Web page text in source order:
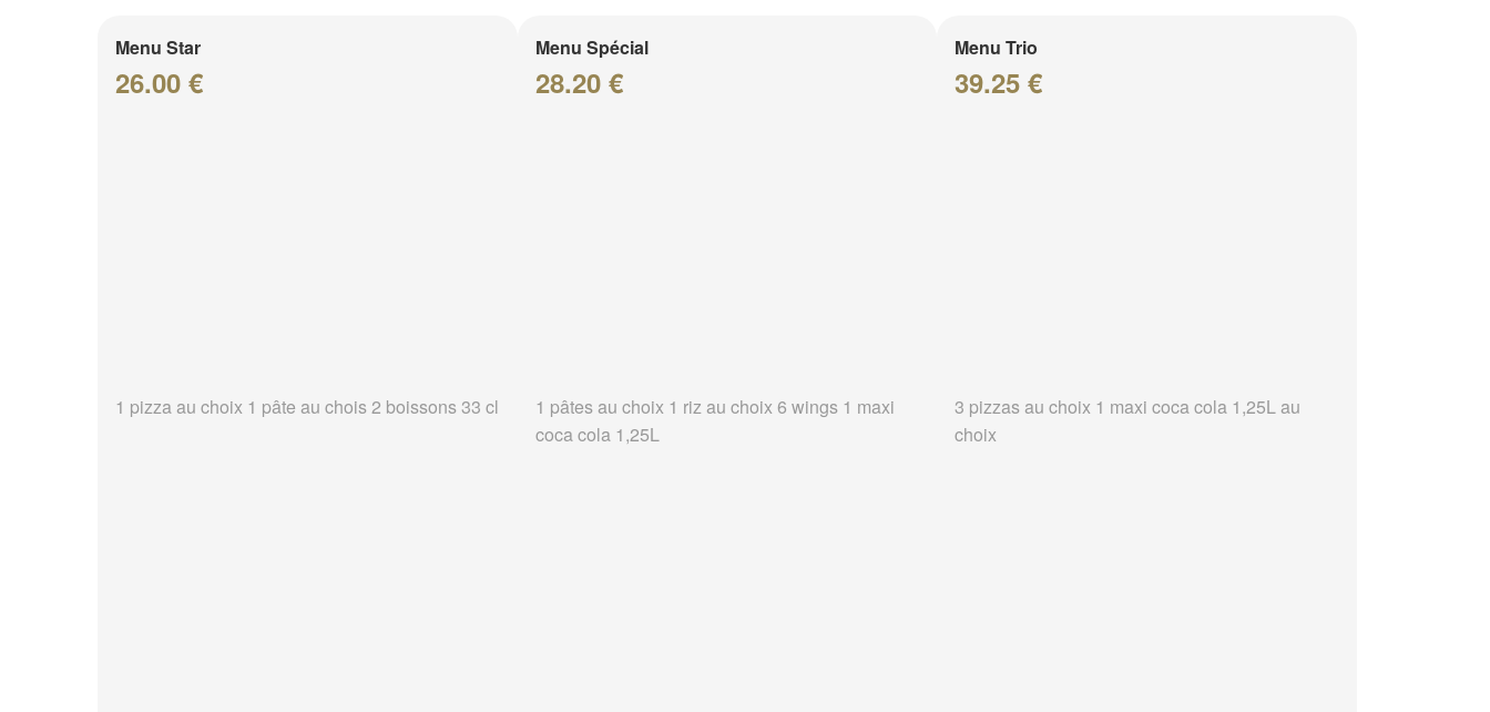
Menu Star
26.00 €
1 pizza au choix 1 pâte au chois 2 boissons 33 cl
Menu Spécial
28.20 €
1 pâtes au choix 1 riz au choix 6 wings 1 maxi
coca cola 1,25L
Menu Trio
39.25 €
3 pizzas au choix 1 maxi coca cola 1,25L au
choix